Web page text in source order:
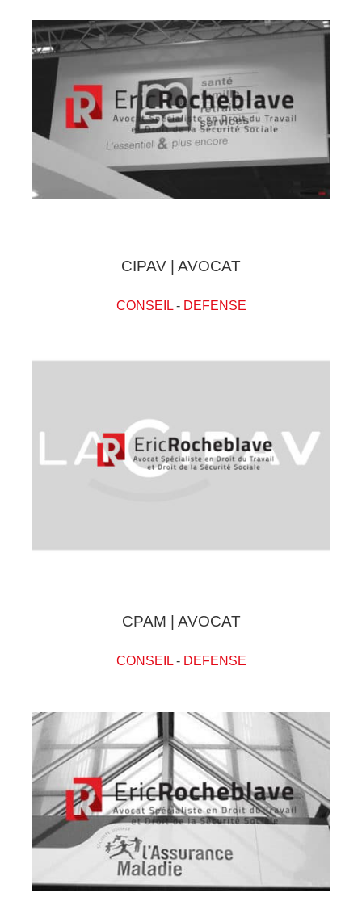
CIPAV | AVOCAT
CONSEIL- DEFENSE
CPAM | AVOCAT
CONSEIL- DEFENSE